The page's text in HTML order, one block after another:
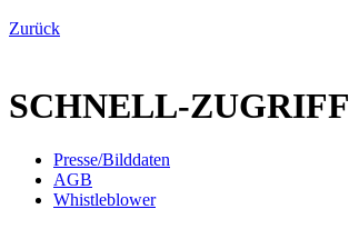
Zurück
SCHNELL-ZUGRIFF
Presse/Bilddaten
AGB
Whistleblower